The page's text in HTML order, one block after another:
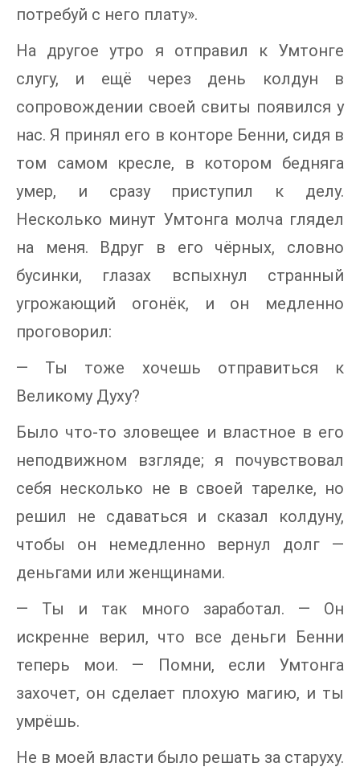
потребуй с него плату».
На другое утро я отправил к Умтонге
слугу, и ещё через день колдун в
сопровождении своей свиты появился у
нас. Я принял его в конторе Бенни, сидя в
том самом кресле, в котором бедняга
умер, и сразу приступил к делу.
Несколько минут Умтонга молча глядел
на меня. Вдруг в его чёрных, словно
бусинки, глазах вспыхнул странный
угрожающий огонёк, и он медленно
проговорил:
— Ты тоже хочешь отправиться к
Великому Духу?
Было что-то зловещее и властное в его
неподвижном взгляде; я почувствовал
себя несколько не в своей тарелке, но
решил не сдаваться и сказал колдуну,
чтобы он немедленно вернул долг —
деньгами или женщинами.
— Ты и так много заработал. — Он
искренне верил, что все деньги Бенни
теперь мои. — Помни, если Умтонга
захочет, он сделает плохую магию, и ты
умрёшь.
Не в моей власти было решать за старуху.